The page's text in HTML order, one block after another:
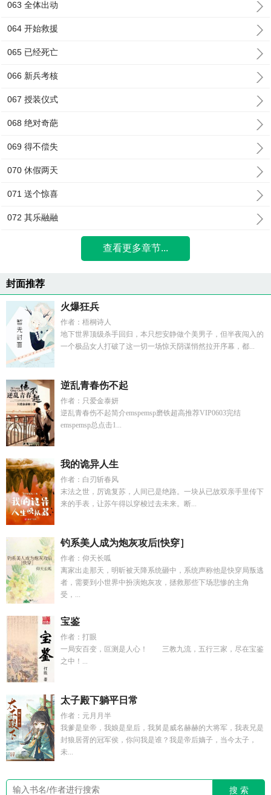
063 全体出动
064 开始救援
065 已经死亡
066 新兵考核
067 授装仪式
068 绝对奇葩
069 得不偿失
070 休假两天
071 送个惊喜
072 其乐融融
查看更多章节...
封面推荐
火爆狂兵
作者：梧桐诗人
地下世界顶级杀手回归，本只想安静做个美男子，但半夜闯入的
一个极品女人打破了这一切一场惊天阴谋悄然拉开序幕，都...
逆乱青春伤不起
作者：只爱金泰妍
逆乱青春伤不起简介emspemsp磨铁超高推荐VIP0603完结
emspemsp总点击1...
我的诡异人生
作者：白刃斩春风
末法之世，厉诡复苏，人间已是绝路。一块从已故双亲手里传下
来的手表，让苏午得以穿梭过去未来。断...
钓系美人成为炮灰攻后[快穿］
作者：仰天长呱
离家出走那天，明昕被天降系统砸中，系统声称他是快穿局叛逃
者，需要到小世界中扮演炮灰攻，拯救那些下场悲惨的主角
受，...
宝鉴
作者：打眼
一局安百变，叵测是人心！ 三教九流，五行三家，尽在宝鉴
之中！...
太子殿下躺平日常
作者：元月月半
我爹是皇帝，我娘是皇后，我舅是威名赫赫的大将军，我表兄是
封狼居胥的冠军侯，你问我是谁？我是帝后嫡子，当今太子，
未...
搜 索